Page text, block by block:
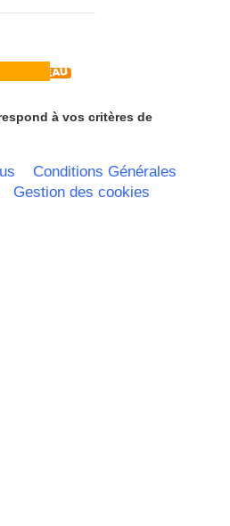
-
- à vos critères de
Conditions Générales
Gestion des cookies